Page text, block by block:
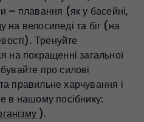
– плавання (як у басейні,
на велосипеді та біг (на
Тренуйте
на покращенні загальної
про силові
правильне харчування і
в нашому посібнику:
).